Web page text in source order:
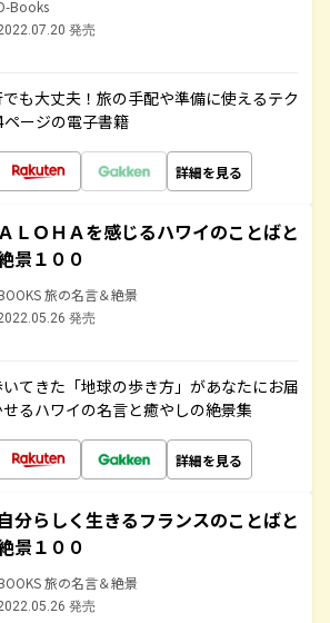
Books
発売
も大丈夫！旅の手配や準備に使えるテク
ージの電子書籍
詳細を見る
ＡＬＯＨＡを感じるハワイのことばと
景１００
旅の名言＆絶景
発売
てきた「地球の歩き方」があなたにお届
るハワイの名言と癒やしの絶景集
詳細を見る
自分らしく生きるフランスのことばと
景１００
旅の名言＆絶景
発売